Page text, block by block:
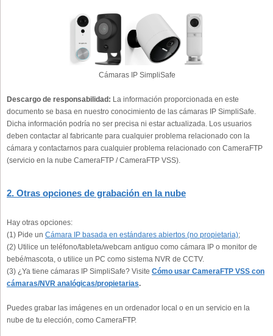
Cámaras IP SimpliSafe
Descargo de responsabilidad: La información proporcionada en este
documento se basa en nuestro conocimiento de las cámaras IP SimpliSafe.
Dicha información podría no ser precisa ni estar actualizada. Los usuarios
deben contactar al fabricante para cualquier problema relacionado con la
cámara y contactarnos para cualquier problema relacionado con CameraFTP
(servicio en la nube CameraFTP / CameraFTP VSS).
2. Otras opciones de grabación en la nube
Hay otras opciones:
(1) Pide un Cámara IP basada en estándares abiertos (no propietaria);
(2) Utilice un teléfono/tableta/webcam antiguo como cámara IP o monitor de
bebé/mascota, o utilice un PC como sistema NVR de CCTV.
(3) ¿Ya tiene cámaras IP SimpliSafe? Visite Cómo usar CameraFTP VSS con
cámaras/NVR analógicas/propietarias.
Puedes grabar las imágenes en un ordenador local o en un servicio en la
nube de tu elección, como CameraFTP.